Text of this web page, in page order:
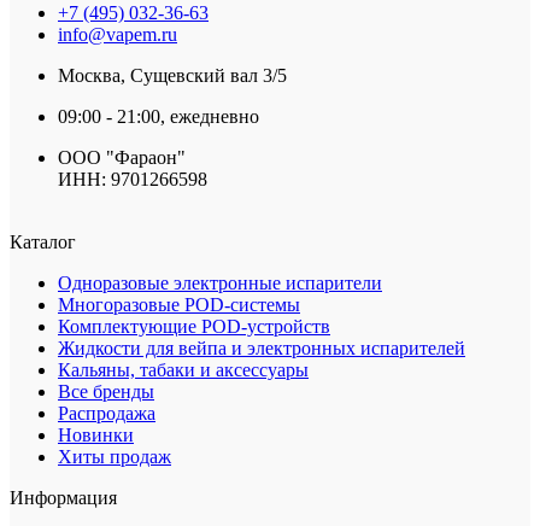
+7 (495) 032-36-63
info@vapem.ru
Москва, Сущевский вал 3/5
09:00 - 21:00, ежедневно
ООО "Фараон"
ИНН: 9701266598
Каталог
Одноразовые электронные испарители
Многоразовые POD-системы
Комплектующие POD-устройств
Жидкости для вейпа и электронных испарителей
Кальяны, табаки и аксессуары
Все бренды
Распродажа
Новинки
Хиты продаж
Информация